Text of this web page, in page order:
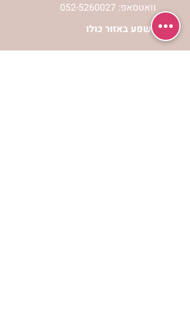
וואטסאפ: 052-5260027
חניה בשפע באזור כולו